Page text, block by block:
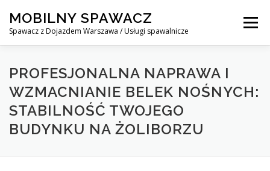
content
MOBILNY SPAWACZ
Spawacz z Dojazdem Warszawa / Usługi spawalnicze
Menu
MOBILNY SPAWACZ WARSZAWA BLOG O NAS
KONTAKT
PROFESJONALNA NAPRAWA I
WZMACNIANIE BELEK NOŚNYCH:
STABILNOŚĆ TWOJEGO
BUDYNKU NA ŻOLIBORZU